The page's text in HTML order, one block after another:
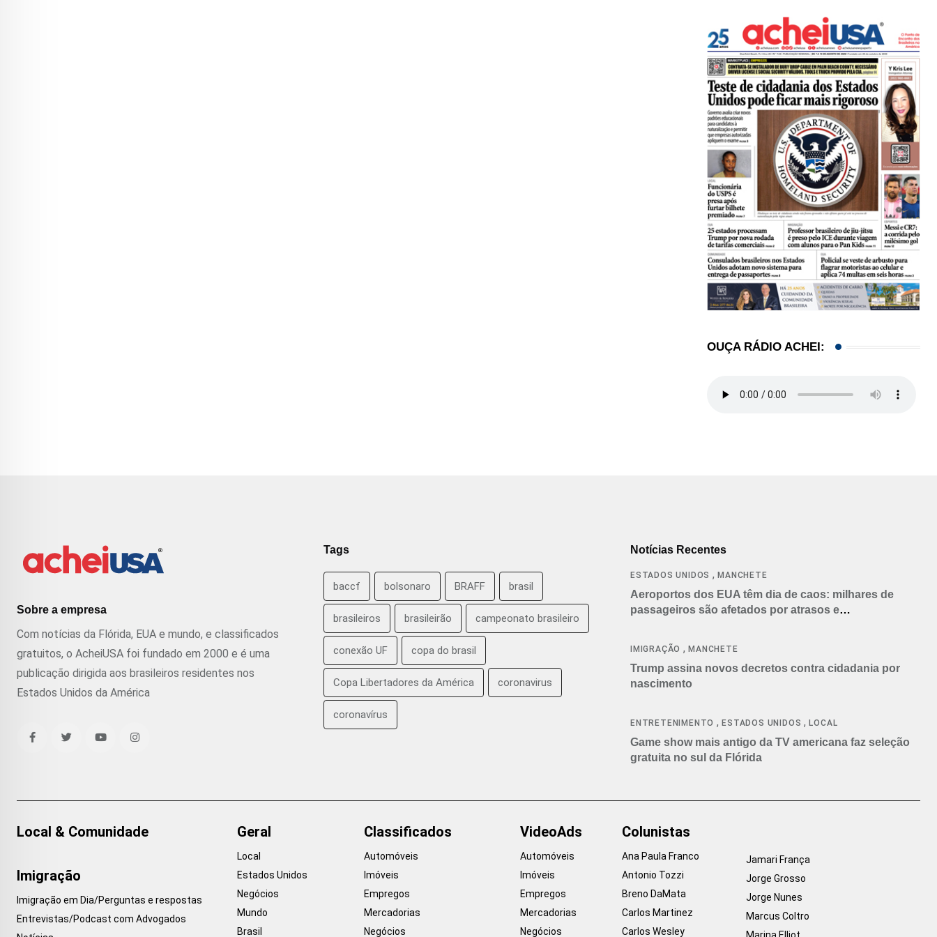
OUÇA RÁDIO ACHEI:
Sobre a empresa
Com notícias da Flórida, EUA e mundo, e classificados
gratuitos, o AcheiUSA foi fundado em 2000 e é uma
publicação dirigida aos brasileiros residentes nos
Estados Unidos da América
Tags
baccf bolsonaro BRAFF brasil
brasileiros brasileirão campeonato brasileiro
conexão UF copa do brasil
Copa Libertadores da América coronavirus
coronavírus
Notícias Recentes
ESTADOS UNIDOS ,MANCHETE
Aeroportos dos EUA têm dia de caos: milhares de
passageiros são afetados por atrasos e
IMIGRAÇÃO ,MANCHETE
Trump assina novos decretos contra cidadania por
nascimento
ENTRETENIMENTO ,ESTADOS UNIDOS ,LOCAL
Game show mais antigo da TV americana faz seleção
gratuita no sul da Flórida
Local & Comunidade
Imigração
Imigração em Dia/Perguntas e respostas
Entrevistas/Podcast com Advogados
Geral
Local
Estados Unidos
Negócios
Mundo
Brasil
Classificados
Automóveis
Imóveis
Empregos
Mercadorias
Negócios
VideoAds
Automóveis
Imóveis
Empregos
Mercadorias
Negócios
Colunistas
Ana Paula Franco
Antonio Tozzi
Breno DaMata
Carlos Martinez
Carlos Wesley
Jamari França
Jorge Grosso
Jorge Nunes
Marcus Coltro